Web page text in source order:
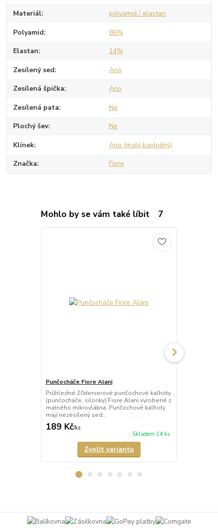
Materiál polyamid / elastan
Polyamid 86%
Elastan 14%
Zesílený sed Ano
Zesílená špička Ano
Zesílená pata Ne
Plochý šev Ne
Klínek Ano (malý bavlněný)
Značka Fiore
Mohlo by se vám také líbit 7
Punčocháče Fiore Alani
Průhledné 20denierové punčochové kalhoty
(punčocháče, silonky) Fiore Alani vyrobené z
matného mikrovlákna. Punčochové kalhoty
mají nezesílený sed...
189 Kč/ks
Skladem 14 ks
Zvolit variantu